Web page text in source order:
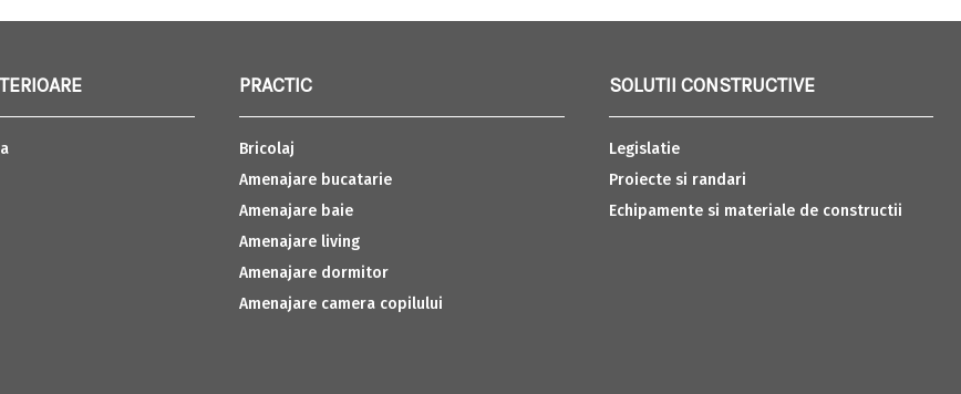
PRACTIC
Bricolaj
Amenajare bucatarie
Amenajare baie
Amenajare living
Amenajare dormitor
Amenajare camera copilului
SOLUTII CONSTRUCTIVE
Legislatie
Proiecte si randari
Echipamente si materiale de constructii